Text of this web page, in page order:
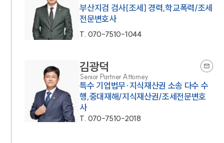
부산지검 검사[조세] 경력,학교폭력/조세
전문변호사
T. 070-7510-1044
김광덕
Senior Partner Attorney
특수 기업법무·지식재산권 소송 다수 수
행,중대재해/지식재산권/조세전문변호
사
T. 070-7510-2018